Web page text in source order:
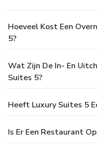
Hoeveel Kost Een
5?
Wat Zijn De In- En
Suites 5?
Heeft Luxury Suites 5
Is Er Een Restaurant